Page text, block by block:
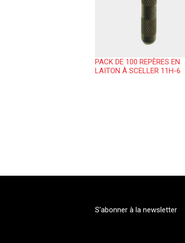
PACK DE 100 REPÈRES EN
LAITON À SCELLER 11H-6
S'abonner à la newsletter